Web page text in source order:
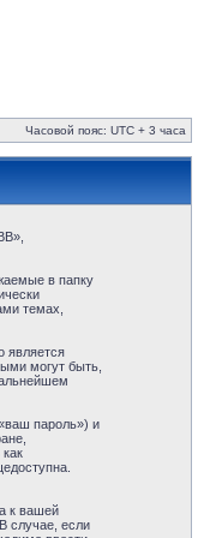
Часовой пояс: UTC + 3 часа
в папку
темах,
является
могут быть,
пароль») и
к вашей
случае, если